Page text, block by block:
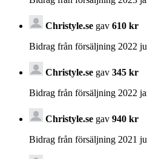
Christyle.se gav 610 kr
Bidrag från försäljning 2022
Christyle.se gav 345 kr
Bidrag från försäljning 2022
Christyle.se gav 940 kr
Bidrag från försäljning 2021